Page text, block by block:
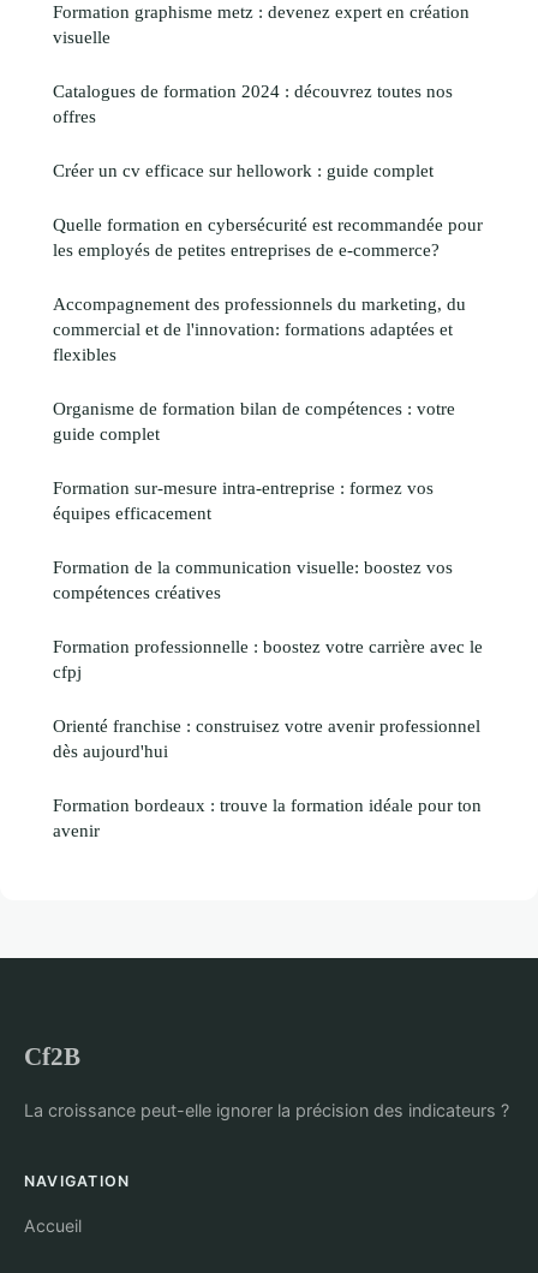
Formation graphisme metz : devenez expert en création
visuelle
Catalogues de formation 2024 : découvrez toutes nos
offres
Créer un cv efficace sur hellowork : guide complet
Quelle formation en cybersécurité est recommandée pour
les employés de petites entreprises de e-commerce?
Accompagnement des professionnels du marketing, du
commercial et de l'innovation: formations adaptées et
flexibles
Organisme de formation bilan de compétences : votre
guide complet
Formation sur-mesure intra-entreprise : formez vos
équipes efficacement
Formation de la communication visuelle: boostez vos
compétences créatives
Formation professionnelle : boostez votre carrière avec le
cfpj
Orienté franchise : construisez votre avenir professionnel
dès aujourd'hui
Formation bordeaux : trouve la formation idéale pour ton
avenir
Cf2B
La croissance peut-elle ignorer la précision des indicateurs ?
NAVIGATION
Accueil